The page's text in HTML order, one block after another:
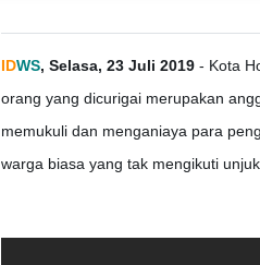
IDWS, Selasa, 23 Juli 2019- Kota
orang yang dicurigai merupakan
memukuli dan menganiaya para
warga biasa yang tak mengikuti